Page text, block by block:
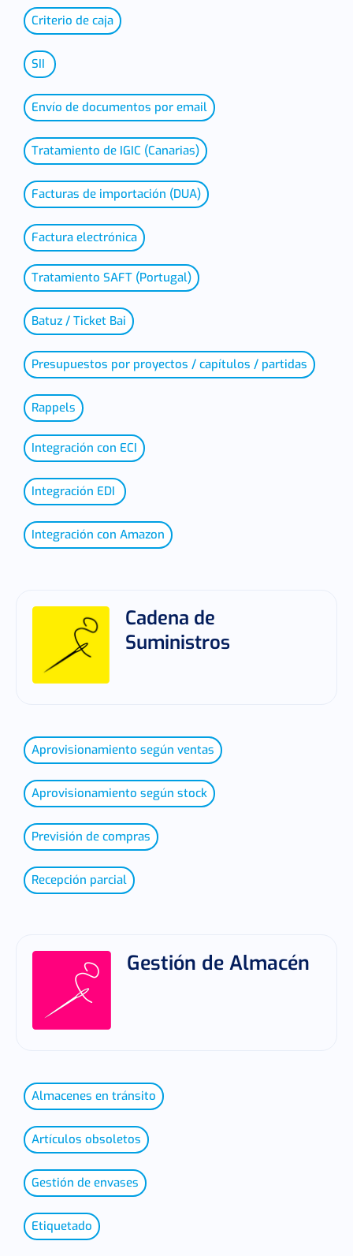
Criterio de caja
SII
Envío de documentos por email
Tratamiento de IGIC (Canarias)
Facturas de importación (DUA)
Factura electrónica
Tratamiento SAFT (Portugal)
Batuz / Ticket Bai
Presupuestos por proyectos / capítulos / partidas
Rappels
Integración con ECI
Integración EDI
Integración con Amazon
Cadena de
Suministros
Aprovisionamiento según ventas
Aprovisionamiento según stock
Previsión de compras
Recepción parcial
Gestión de Almacén
Almacenes en tránsito
Artículos obsoletos
Gestión de envases
Etiquetado